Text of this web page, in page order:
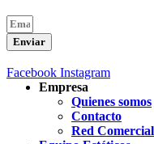
Enviar
Facebook Instagram
Empresa
Quienes somos
Contacto
Red Comercial